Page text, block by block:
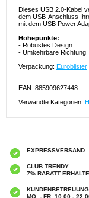
Dieses USB 2.0-Kabel
dem USB-Anschluss
mit dem USB Power
Höhepunkte:
- Robustes Design
- Umkehrbare Richtung
Verpackung: Euroblister
EAN: 885909627448
Verwandte Kategorien:
EXPRESSVERSAND
CLUB TRENDY
7% RABATT
KUNDENBETREUUNG
MO. - FR. 10:00 -